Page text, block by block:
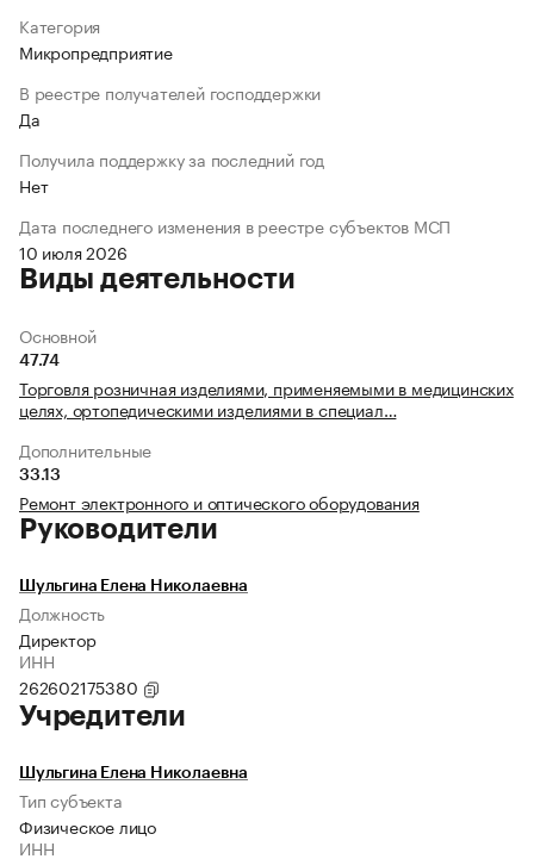
Категория
Микропредприятие
В реестре получателей господдержки
Да
Получила поддержку за последний год
Нет
Дата последнего изменения в реестре субъектов МСП
10 июля 2026
Виды деятельности
Основной
47.74
Торговля розничная изделиями, применяемыми в медицинских
целях, ортопедическими изделиями в специал…
Дополнительные
33.13
Ремонт электронного и оптического оборудования
Руководители
Шульгина Елена Николаевна
Должность
Директор
ИНН
262602175380
Учредители
Шульгина Елена Николаевна
Тип субъекта
Физическое лицо
ИНН